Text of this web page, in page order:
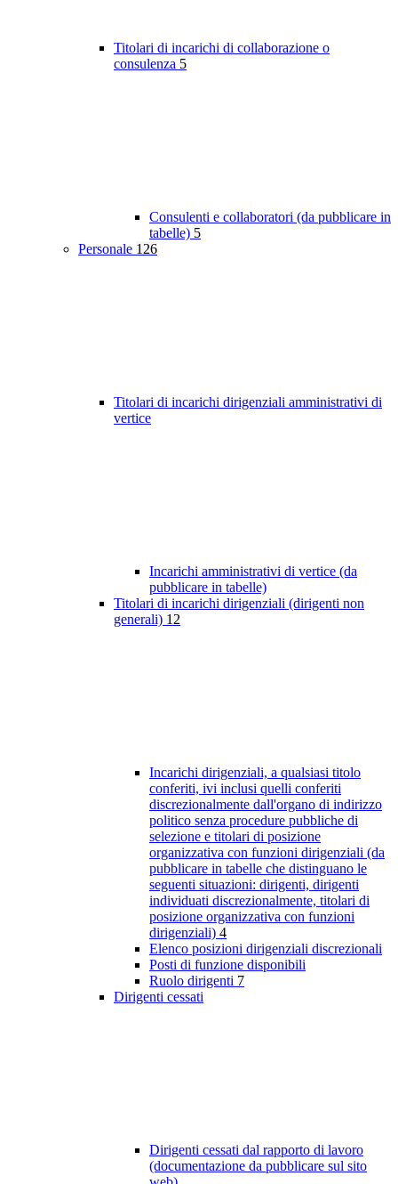
Titolari di incarichi di collaborazione o
consulenza 5
Consulenti e collaboratori (da pubblicare in
tabelle) 5
Personale 126
Titolari di incarichi dirigenziali amministrativi di
vertice
Incarichi amministrativi di vertice (da
pubblicare in tabelle)
Titolari di incarichi dirigenziali (dirigenti non
generali) 12
Incarichi dirigenziali, a qualsiasi titolo
conferiti, ivi inclusi quelli conferiti
discrezionalmente dall'organo di indirizzo
politico senza procedure pubbliche di
selezione e titolari di posizione
organizzativa con funzioni dirigenziali (da
pubblicare in tabelle che distinguano le
seguenti situazioni: dirigenti, dirigenti
individuati discrezionalmente, titolari di
posizione organizzativa con funzioni
dirigenziali) 4
Elenco posizioni dirigenziali discrezionali
Posti di funzione disponibili
Ruolo dirigenti 7
Dirigenti cessati
Dirigenti cessati dal rapporto di lavoro
(documentazione da pubblicare sul sito